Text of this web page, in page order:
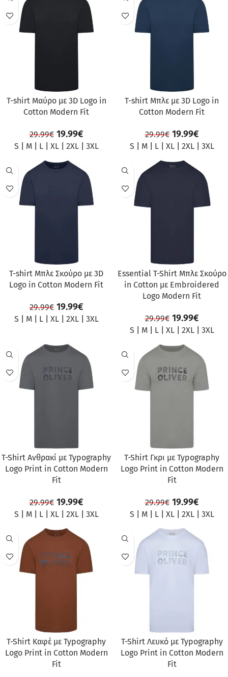
ΠΡΟΣΦΟΡΆ
T-shirt Μαύρο με 3D Logo in
Cotton Modern Fit
29.99€ 19.99€
S M| L| XL| 2XL| 3XL
ΠΡΟΣΦΟΡΆ
T-shirt Μπλε με 3D Logo in
Cotton Modern Fit
29.99€ 19.99€
S M| L| XL| 2XL| 3XL
ΠΡΟΣΦΟΡΆ
T-shirt Μπλε Σκούρο με 3D
Logo in Cotton Modern Fit
29.99€ 19.99€
S M| L| XL| 2XL| 3XL
ΠΡΟΣΦΟΡΆ
Essential T-Shirt Μπλε Σκούρο
in Cotton με Embroidered
Logo Modern Fit
29.99€ 19.99€
S M| L| XL| 2XL| 3XL
ΠΡΟΣΦΟΡΆ
T-Shirt Ανθρακί με Typography
Logo Print in Cotton Modern
Fit
29.99€ 19.99€
S M| L| XL| 2XL| 3XL
ΠΡΟΣΦΟΡΆ
T-Shirt Γκρι με Typography
Logo Print in Cotton Modern
Fit
29.99€ 19.99€
S M| L| XL| 2XL| 3XL
ΠΡΟΣΦΟΡΆ
T-Shirt Καφέ με Typography
Logo Print in Cotton Modern
Fit
ΠΡΟΣΦΟΡΆ
T-Shirt Λευκό με Typography
Logo Print in Cotton Modern
Fit